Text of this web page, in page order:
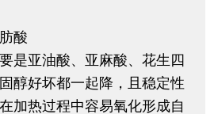
酸
是亚油酸、亚麻酸、花生四
醇好坏都一起降，且稳定性
加热过程中容易氧化形成自